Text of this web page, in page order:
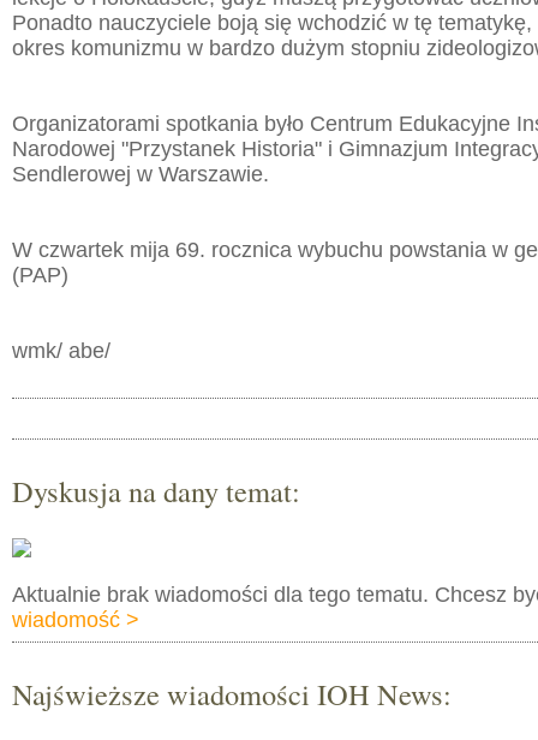
Ponadto nauczyciele boją się wchodzić w tę tematykę,
okres komunizmu w bardzo dużym stopniu
Organizatorami spotkania było Centrum Edukacyjne
Narodowej "Przystanek Historia" i Gimnazjum
Sendlerowej w Warszawie.
W czwartek mija 69. rocznica wybuchu powstania w
(PAP)
wmk/ abe/
Dyskusja na dany temat:
Aktualnie brak wiadomości dla tego tematu. Chcesz
wiadomość >
Najświeższe wiadomości IOH News: